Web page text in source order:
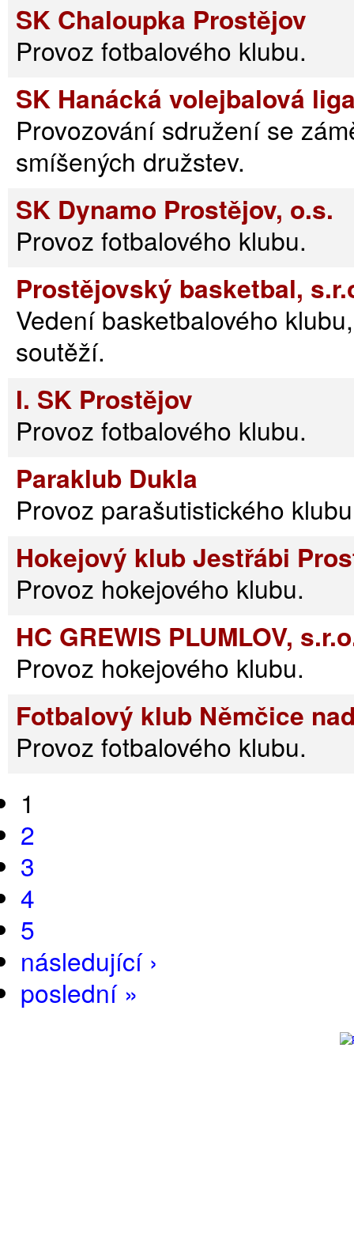
SK Chaloupka Prostějov
Provoz fotbalového klubu.
SK Hanácká volejbalová
Provozování sdružení se
smíšených družstev.
SK Dynamo Prostějov, o.s.
Provoz fotbalového klubu.
Prostějovský basketbal,
Vedení basketbalového
soutěží.
I. SK Prostějov
Provoz fotbalového klubu.
Paraklub Dukla
Provoz parašutistického
Hokejový klub Jestřábi
Provoz hokejového klubu.
HC GREWIS PLUMLOV,
Provoz hokejového klubu.
Fotbalový klub Němčice
Provoz fotbalového klubu.
1
2
3
4
5
následující ›
poslední »